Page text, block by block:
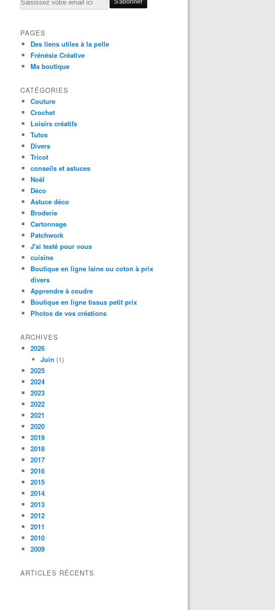
PAGES
Des liens utiles à la pelle
Frénésie Créative
Ma boutique
CATÉGORIES
Couture
Crochet
Loisirs créatifs
Tutos
Divers
Tricot
conseils et astuces
Noël
Déco
Astuce déco
Broderie
Cartonnage
Patchwork
J'ai testé pour vous
cuisine
Boutique en ligne laine ou coton à prix
divers
Apprendre à coudre
Boutique en ligne tissus petit prix
Photos de vos créations
ARCHIVES
2026
Juin (1)
2025
2024
2023
2022
2021
2020
2019
2018
2017
2016
2015
2014
2013
2012
2011
2010
2009
ARTICLES RÉCENTS